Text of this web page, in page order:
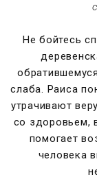
Не бойтесь
слаба. Раиса
утрачивают
со здоровьем,
помогает
человека